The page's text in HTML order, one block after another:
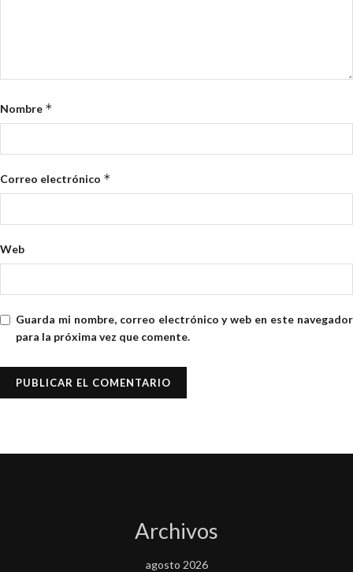
Nombre *
Correo electrónico *
Web
Guarda mi nombre, correo electrónico y web en este navegador
para la próxima vez que comente.
Archivos
agosto 2026